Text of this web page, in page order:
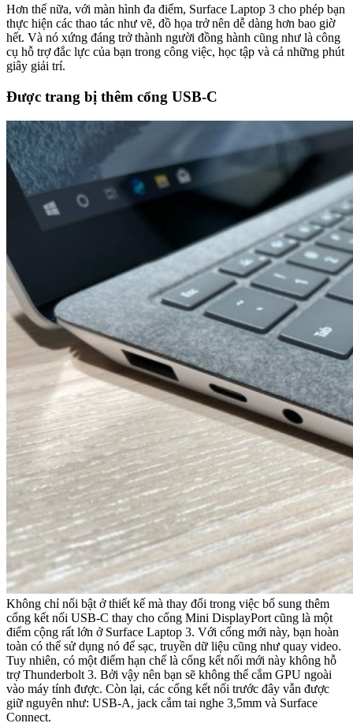
Hơn thế nữa, với màn hình đa điểm, Surface Laptop 3 cho phép bạn
thực hiện các thao tác như vẽ, đồ họa trở nên dễ dàng hơn bao giờ
hết. Và nó xứng đáng trở thành người đồng hành cũng như là công
cụ hỗ trợ đắc lực của bạn trong công việc, học tập và cả những phút
giây giải trí.
Được trang bị thêm cổng USB-C
Không chỉ nổi bật ở thiết kế mà thay đổi trong việc bổ sung thêm
cổng kết nối USB-C thay cho cổng Mini DisplayPort cũng là một
điểm cộng rất lớn ở Surface Laptop 3. Với cổng mới này, bạn hoàn
toàn có thể sử dụng nó để sạc, truyền dữ liệu cũng như quay video.
Tuy nhiên, có một điểm hạn chế là cổng kết nối mới này không hỗ
trợ Thunderbolt 3. Bởi vậy nên bạn sẽ không thể cắm GPU ngoài
vào máy tính được. Còn lại, các cổng kết nối trước đây vẫn được
giữ nguyên như: USB-A, jack cắm tai nghe 3,5mm và Surface
Connect.